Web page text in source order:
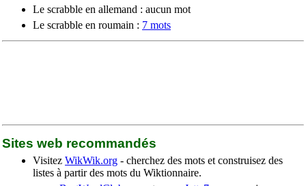
Le scrabble en allemand : aucun mot
Le scrabble en roumain : 7 mots
Sites web recommandés
Visitez WikWik.org - cherchez des mots et construisez des
listes à partir des mots du Wiktionnaire.